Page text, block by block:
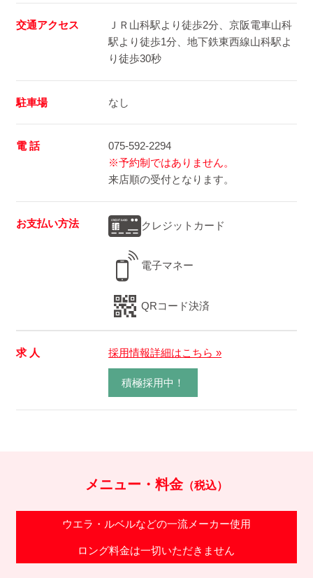
交通アクセス
ＪＲ山科駅より徒歩2分、京阪電車山科
駅より徒歩1分、地下鉄東西線山科駅よ
り徒歩30秒
駐車場 なし
電 話
075-592-2294
※予約制ではありません。
来店順の受付となります。
お支払い方法 クレジットカード
電子マネー
QRコード決済
求 人 採用情報詳細はこちら »
積極採用中！
メニュー・料金（税込）
ウエラ・ルベルなどの一流メーカー使用
ロング料金は一切いただきません